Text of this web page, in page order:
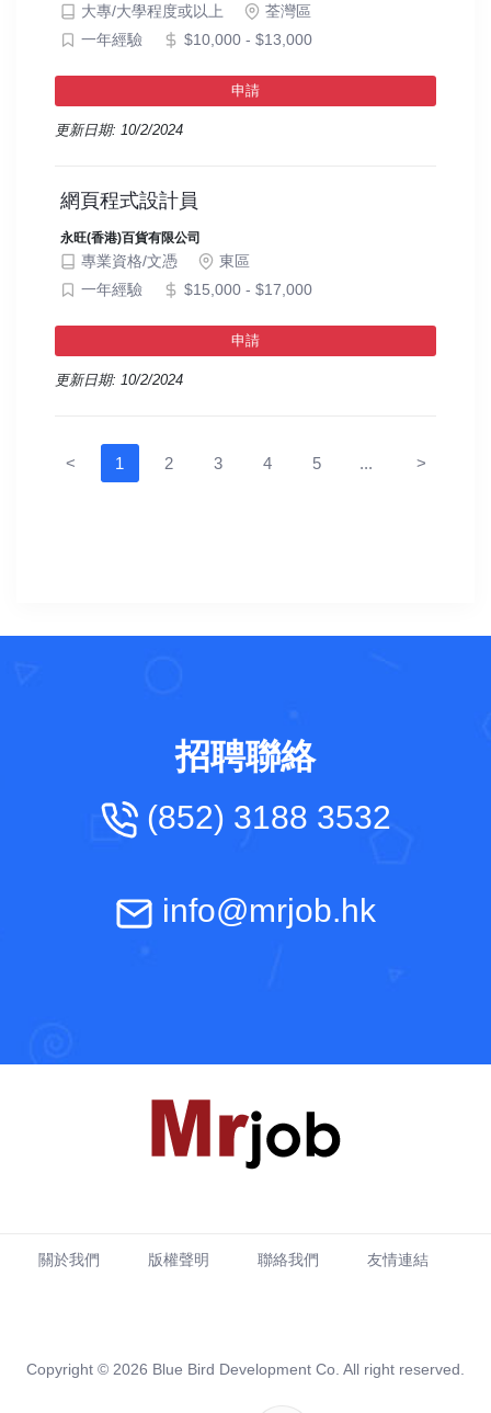
大專/大學程度或以上
荃灣區
一年經驗
$10,000 - $13,000
申請
更新日期: 10/2/2024
網頁程式設計員
永旺(香港)百貨有限公司
專業資格/文憑
東區
一年經驗
$15,000 - $17,000
申請
更新日期: 10/2/2024
< 1 2 3 4 5 ... >
招聘聯絡
(852) 3188 3532
info@mrjob.hk
關於我們 版權聲明 聯絡我們 友情連結
Copyright © 2026 Blue Bird Development Co. All right reserved.